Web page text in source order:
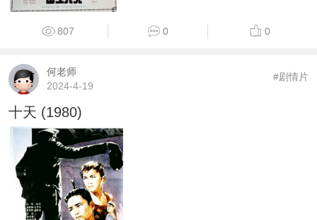
807 0 0
何老师
2024-4-19
#剧情片
十天 (1980)